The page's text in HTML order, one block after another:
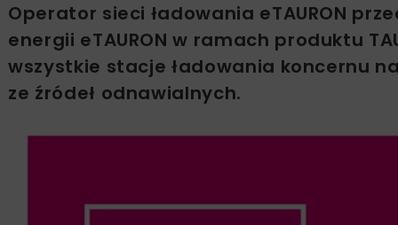
Operator sieci ładowania eTAURON
energii eTAURON w ramach produktu
wszystkie stacje ładowania koncernu
ze źródeł odnawialnych.